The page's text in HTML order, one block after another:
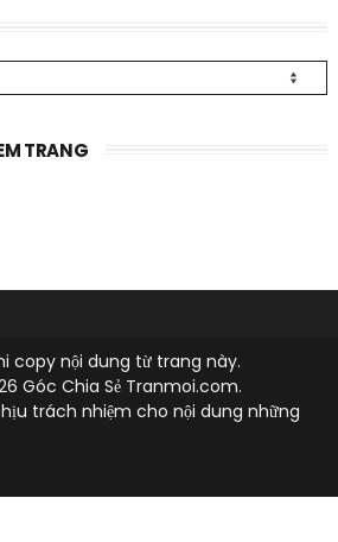
TRANG
copy nội dung từ trang này.
Góc Chia Sẻ Tranmoi.com.
trách nhiệm cho nội dung những